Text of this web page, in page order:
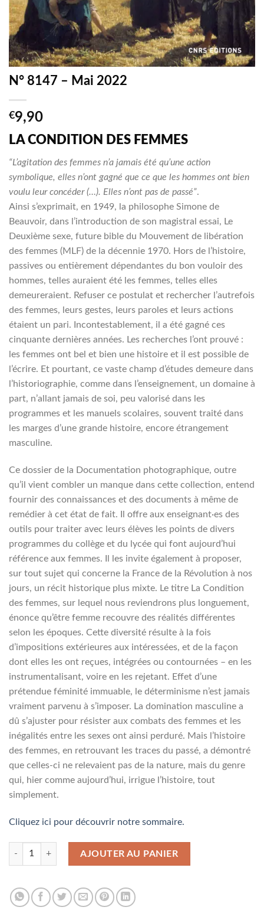
N° 8147 – Mai 2022
€9,90
LA CONDITION DES FEMMES
“L’agitation des femmes n’a jamais été qu’une action
symbolique, elles n’ont gagné que ce que les hommes ont bien
voulu leur concéder (…). Elles n’ont pas de passé”.
Ainsi s’exprimait, en 1949, la philosophe Simone de
Beauvoir, dans l’introduction de son magistral essai, Le
Deuxième sexe, future bible du Mouvement de libération
des femmes (MLF) de la décennie 1970. Hors de l’histoire,
passives ou entièrement dépendantes du bon vouloir des
hommes, telles auraient été les femmes, telles elles
demeureraient. Refuser ce postulat et rechercher l’autrefois
des femmes, leurs gestes, leurs paroles et leurs actions
étaient un pari. Incontestablement, il a été gagné ces
cinquante dernières années. Les recherches l’ont prouvé :
les femmes ont bel et bien une histoire et il est possible de
l’écrire. Et pourtant, ce vaste champ d’études demeure dans
l’historiographie, comme dans l’enseignement, un domaine à
part, n’allant jamais de soi, peu valorisé dans les
programmes et les manuels scolaires, souvent traité dans
les marges d’une grande histoire, encore étrangement
masculine.
Ce dossier de la Documentation photographique, outre
qu’il vient combler un manque dans cette collection, entend
fournir des connaissances et des documents à même de
remédier à cet état de fait. Il offre aux enseignant·es des
outils pour traiter avec leurs élèves les points de divers
programmes du collège et du lycée qui font aujourd’hui
référence aux femmes. Il les invite également à proposer,
sur tout sujet qui concerne la France de la Révolution à nos
jours, un récit historique plus mixte. Le titre La Condition
des femmes, sur lequel nous reviendrons plus longuement,
énonce qu’être femme recouvre des réalités différentes
selon les époques. Cette diversité résulte à la fois
d’impositions extérieures aux intéressées, et de la façon
dont elles les ont reçues, intégrées ou contournées – en les
instrumentalisant, voire en les rejetant. Effet d’une
prétendue féminité immuable, le déterminisme n’est jamais
vraiment parvenu à s’imposer. La domination masculine a
dû s’ajuster pour résister aux combats des femmes et les
inégalités entre les sexes ont ainsi perduré. Mais l’histoire
des femmes, en retrouvant les traces du passé, a démontré
que celles-ci ne relevaient pas de la nature, mais du genre
qui, hier comme aujourd’hui, irrigue l’histoire, tout
simplement.
Cliquez ici pour découvrir notre sommaire.
quantité de N° 8147 - Mai 2022
AJOUTER AU PANIER